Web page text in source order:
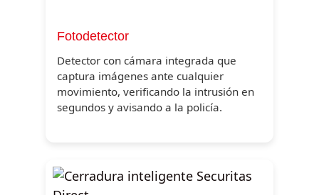
Fotodetector
Detector con cámara integrada que
captura imágenes ante cualquier
movimiento, verificando la intrusión en
segundos y avisando a la policía.